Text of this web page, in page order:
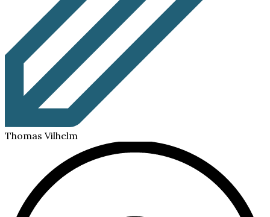
Thomas Vilhelm